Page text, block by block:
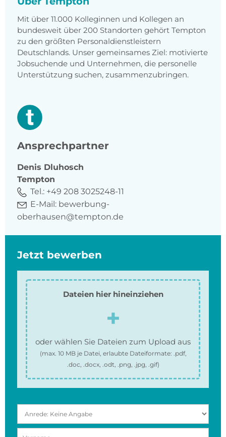
Mit über 11.000 Kolleginnen und Kollegen an
bundesweit über 200 Standorten gehört Tempton
zu den größten Personaldienstleistern
Deutschlands. Unser gemeinsames Ziel: motivierte
Jobsuchende und Unternehmen, die personelle
Unterstützung suchen, zusammenzubringen.
Ansprechpartner
Denis Dluhosch
Tempton
Tel.: +49 208 3025248-11
E-Mail: bewerbung-
oberhausen@tempton.de
Jetzt bewerben
Dateien hier hineinziehen
oder wählen Sie Dateien zum Upload aus
(max. 10 MBje Datei, erlaubte Dateiformate: .pdf,
.doc, .docx, .odt, .png, .jpg, .gif)